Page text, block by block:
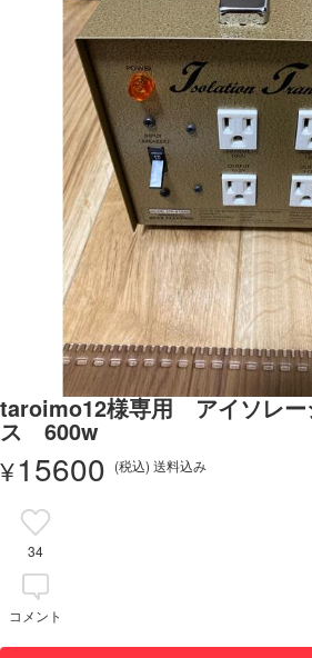
taroimo12様専用 アイソレー
ス 600w
¥15600 (税込) 送料込み
34
コメント